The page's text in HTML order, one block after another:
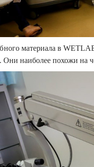
материала в
Они наиболее похожи на